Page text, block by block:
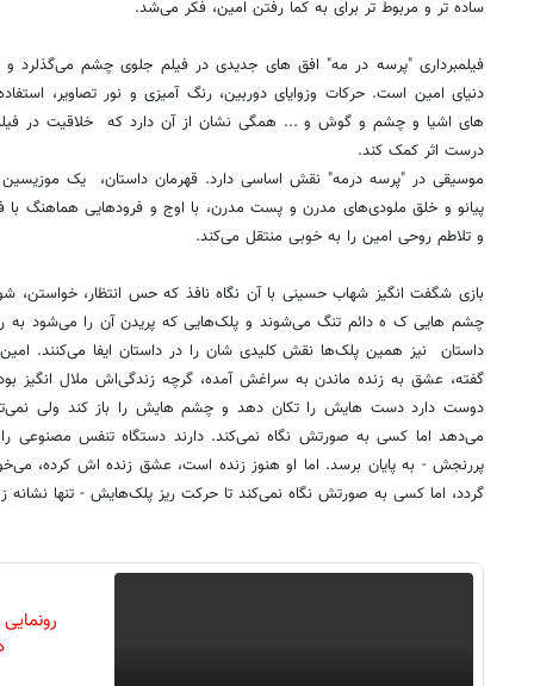
ساده تر و مربوط تر برای به کما رفتن امین، فکر می‌شد.
فیلمبرداری "پرسه در مه" افق های جدیدی در فیلم جلوی چشم می‌گذلرد
دنیای امین است. حرکات وزوایای دوربین، رنگ آمیزی و نور تصاویر،
های اشیا و چشم و گوش و ... همگی نشان از آن دارد که خلاقیت در
درست اثر کمک کند.
موسیقی در "پرسه درمه" نقش اساسی دارد. قهرمان داستان، یک موزیسین
پیانو و خلق ملودی‌های مدرن و پست مدرن، با اوج و فرودهایی هماهنگ
و تلاطم روحی امین را به خوبی منتقل می‌کند.
بازی شگفت انگیز شهاب حسینی با آن نگاه نافذ که حس انتظار، خواستن،
چشم هایی ک ه دائم تنگ می‌شوند و پلک‌هایی که پریدن آن را می‌شود به
داستان نیز همین پلک‌ها نقش کلیدی شان را در داستان ایفا می‌کنند.
گفته، عشق به زنده ماندن به سراغش آمده، گرچه زندگی‌اش ملال انگیز
دوست دارد دست هایش را تکان دهد و چشم هایش را باز کند ولی
می‌دهد اما کسی به صورتش نگاه نمی‌کند. دارند دستگاه تنفس مصنوعی را
پررنجش - به پایان برسد. اما او هنوز زنده است، عشق زنده اش کرده،
گردد، اما کسی به صورتش نگاه نمی‌کند تا حرکت ریز پلک‌هایش - تنها نشانه